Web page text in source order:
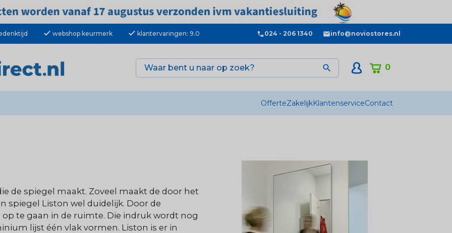
check webshop keurmerk check klantervaringen: 9.0 024 - 206 1340 info@noviostores.nl
0

OfferteZakelijkKlantenserviceContact
de spiegel maakt. Zoveel maakt de door het
spiegel Liston wel duidelijk. Door de
te gaan in de ruimte. Die indruk wordt nog
lijst één vlak vormen. Liston is er in